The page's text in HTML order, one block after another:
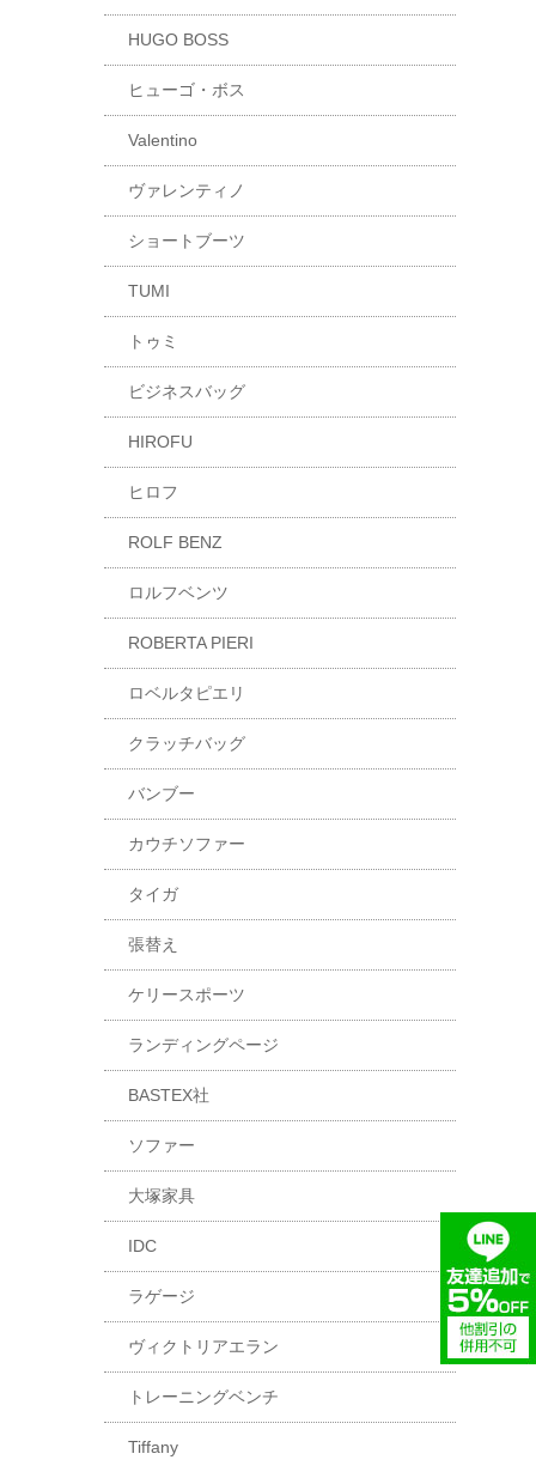
HUGO BOSS
ヒューゴ・ボス
Valentino
ヴァレンティノ
ショートブーツ
TUMI
トゥミ
ビジネスバッグ
HIROFU
ヒロフ
ROLF BENZ
ロルフベンツ
ROBERTA PIERI
ロベルタピエリ
クラッチバッグ
バンブー
カウチソファー
タイガ
張替え
ケリースポーツ
ランディングページ
BASTEX社
ソファー
大塚家具
IDC
ラゲージ
ヴィクトリアエラン
トレーニングベンチ
Tiffany